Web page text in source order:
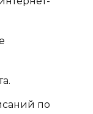
по